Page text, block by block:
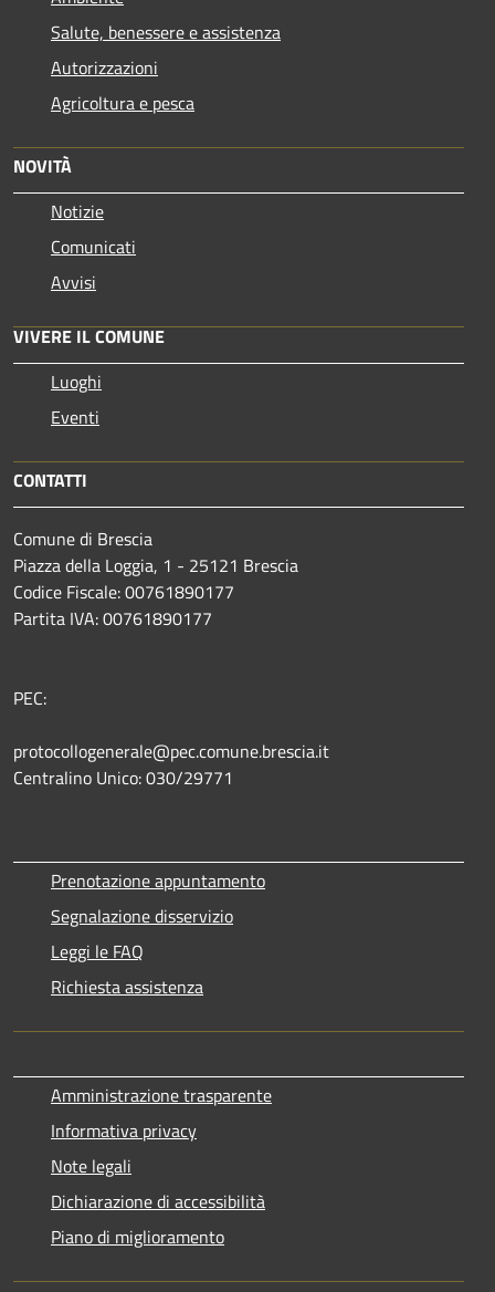
Salute, benessere e assistenza
Autorizzazioni
Agricoltura e pesca
NOVITÀ
Notizie
Comunicati
Avvisi
VIVERE IL COMUNE
Luoghi
Eventi
CONTATTI
Comune di Brescia
Piazza della Loggia, 1 - 25121 Brescia
Codice Fiscale: 00761890177
Partita IVA: 00761890177
PEC:
protocollogenerale@pec.comune.brescia.it
Centralino Unico: 030/29771
Prenotazione appuntamento
Segnalazione disservizio
Leggi le FAQ
Richiesta assistenza
Amministrazione trasparente
Informativa privacy
Note legali
Dichiarazione di accessibilità
Piano di miglioramento